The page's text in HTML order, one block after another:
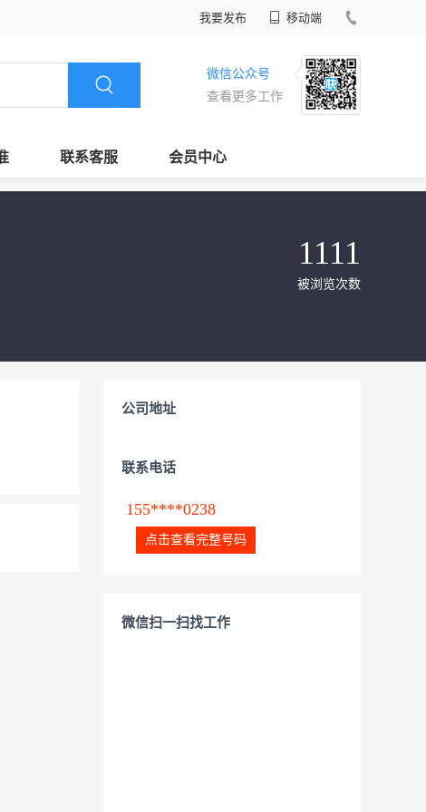
我要发布 移动端
微信公众号
查看更多工作
联系客服 会员中心
1111
被浏览次数
公司地址
联系电话
155****0238
点击查看完整号码
微信扫一扫找工作